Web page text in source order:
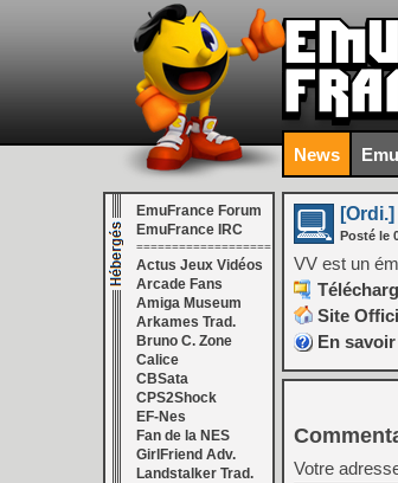
News
EmuFrance Forum
EmuFrance IRC
===================
Actus Jeux Vidéos
Arcade Fans
Amiga Museum
Arkames Trad.
Bruno C. Zone
Calice
CBSata
CPS2Shock
EF-Nes
Fan de la NES
GirlFriend Adv.
Landstalker Trad.
[Ordi.]
Posté le
VV est un
Site
En
Votre